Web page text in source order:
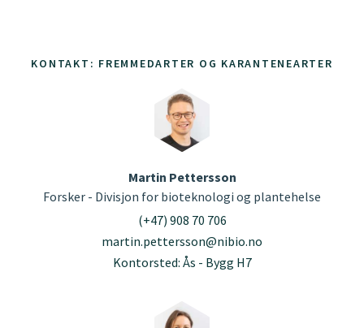
KONTAKT: FREMMEDARTER OG KARANTENEARTER
Martin Pettersson
Forsker - Divisjon for bioteknologi og plantehelse
(+47) 908 70 706
martin.pettersson@nibio.no
Kontorsted: Ås - Bygg H7